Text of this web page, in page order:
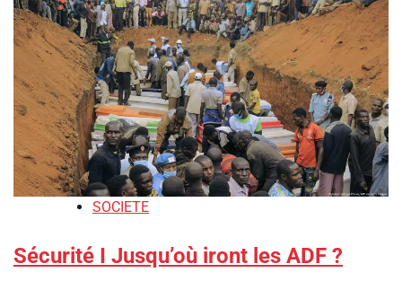
SOCIETE
Sécurité I Jusqu’où iront les ADF ?